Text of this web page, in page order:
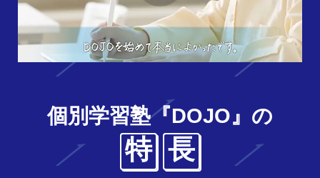
個別学習塾『DOJO』の
特 長